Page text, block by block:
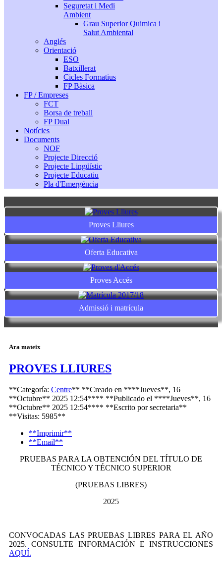
Seguretat i Medi
Ambient
Grau Superior Quimica i
Salut Ambiental
Anglés
Orientació
ESO
Batxillerat
Cicles Formatius
FP Bàsica
FP / Empreses
FCT
Borsa de treball
FP Dual
Notícies
Documents
NOF
Projecte Direcció
Projecte Lingüístic
Projecte Educatiu
Pla d'Emergéncia
Proves Lliures
Oferta Educativa
Proves Accés
Admissió i matrícula
Ara mateix
PROVES LLIURES
**Categoría: Centre** **Creado en ****Jueves**, 16
**Octubre** 2025 12:54**** **Publicado el ****Jueves**, 16
**Octubre** 2025 12:54**** **Escrito porsecretaria**
**Visitas: 5985**
**Imprimir**
**Email**
PRUEBAS PARA LA OBTENCIÓN DEL TÍTULO DE
TÉCNICO Y TÉCNICO SUPERIOR
(PRUEBAS LIBRES)
2025
CONVOCADAS LAS PRUEBAS LIBRES PARA EL AÑO
2025. CONSULTE INFORMACIÓN E INSTRUCCIONES
AQUÍ.